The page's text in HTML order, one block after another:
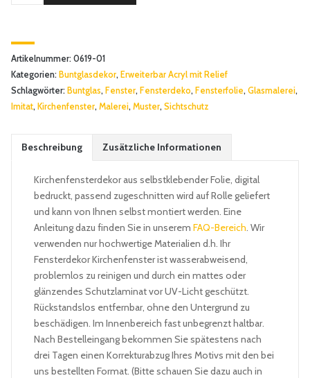
20,00
€
Menge
Artikelnummer: 0619-01
Kategorien: Buntglasdekor, Erweiterbar Acryl mit Relief
Schlagwörter: Buntglas, Fenster, Fensterdeko, Fensterfolie, Glasmalerei,
Imitat, Kirchenfenster, Malerei, Muster, Sichtschutz
Beschreibung Zusätzliche Informationen
Kirchenfensterdekor aus selbstklebender Folie, digital
bedruckt, passend zugeschnitten wird auf Rolle geliefert
und kann von Ihnen selbst montiert werden. Eine
Anleitung dazu finden Sie in unserem FAQ-Bereich. Wir
verwenden nur hochwertige Materialien d.h. Ihr
Fensterdekor Kirchenfenster ist wasserabweisend,
problemlos zu reinigen und durch ein mattes oder
glänzendes Schutzlaminat vor UV-Licht geschützt.
Rückstandslos entfernbar, ohne den Untergrund zu
beschädigen. Im Innenbereich fast unbegrenzt haltbar.
Nach Bestelleingang bekommen Sie spätestens nach
drei Tagen einen Korrekturabzug Ihres Motivs mit den bei
uns bestellten Format. (Bitte schauen Sie dazu auch in